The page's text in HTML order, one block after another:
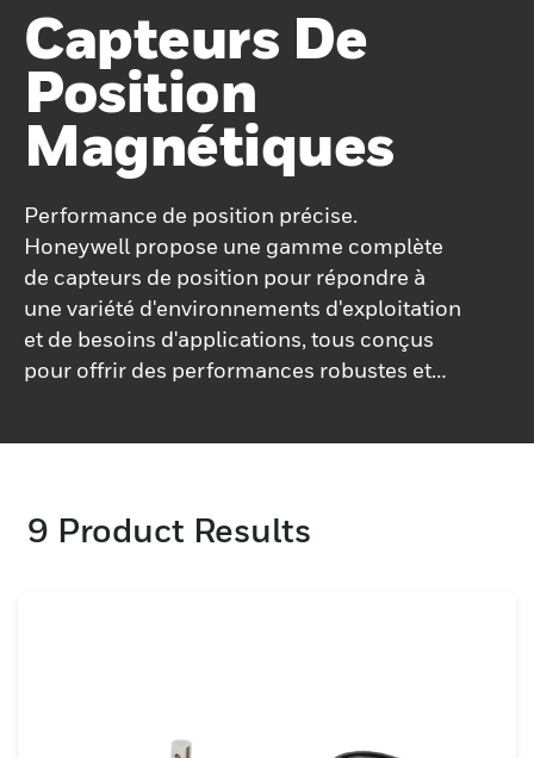
Capteurs De
Position
Magnétiques
Performance de position précise.
Honeywell propose une gamme complète
de capteurs de position pour répondre à
une variété d'environnements d'exploitation
et de besoins d'applications, tous conçus
pour offrir des performances robustes et
permettent un contrôle de mouvement très
réduisant ainsi l'usure, améliorant la
9 Product Results